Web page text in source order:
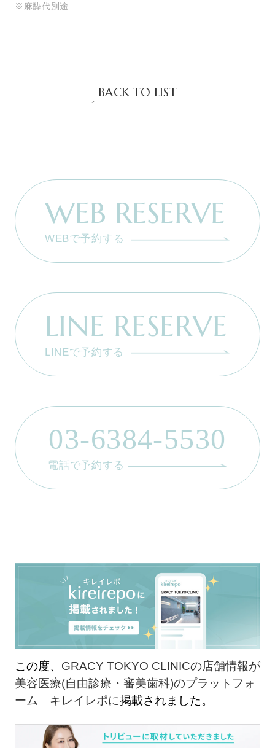
BACK TO LIST
WEB RESERVE
WEBで予約する
LINE RESERVE
LINEで予約する
03-6384-5530
電話で予約する
この度、 GRACY TOKYO CLINICの店舗情報が
美容医療(自由診療・審美歯科)のプラットフォ
ーム キレイレポに掲載されました。